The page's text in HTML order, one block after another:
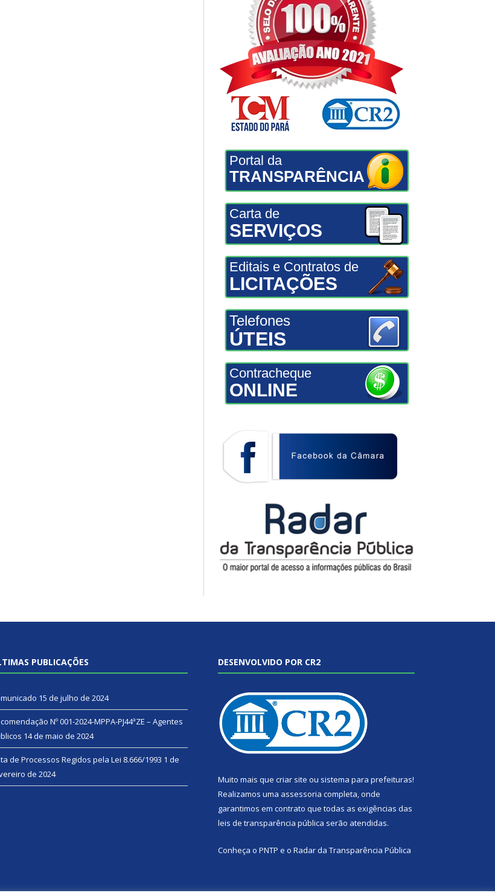
Portal da
TRANSPARÊNCIA
Carta de
SERVIÇOS
Editais e Contratos de
LICITAÇÕES
Telefones
ÚTEIS
Contracheque
ONLINE
PUBLICAÇÕES
15 de julho de 2024
Nº 001-2024-MPPA-PJ44ªZE – Agentes
14 de maio de 2024
de Processos Regidos pela Lei 8.666/1993 1 de
de 2024
DESENVOLVIDO POR CR2
Muito mais que criar site ou sistema para prefeituras!
Realizamos uma assessoria completa, onde
garantimos em contrato que todas as exigências das
leis de transparência pública serão atendidas.
Conheça o PNTP e o Radar da Transparência Pública